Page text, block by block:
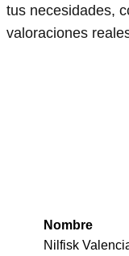
tus necesidades,
valoraciones
Nombre
Nilfisk